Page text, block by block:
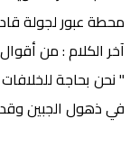
محطة عبور لجولة
آخر الكلام : من
" نحن بحاجة
في ذهول الجبين